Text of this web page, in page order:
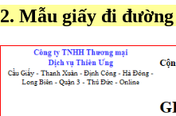
2. Mẫu giấy đi